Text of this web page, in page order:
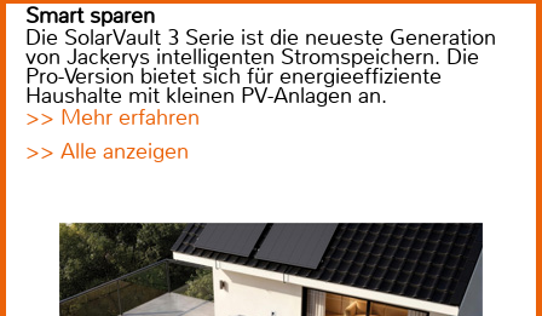
Smart sparen
Die SolarVault 3 Serie ist die neueste Generation
von Jackerys intelligenten Stromspeichern. Die
Pro-Version bietet sich für energieeffiziente
Haushalte mit kleinen PV-Anlagen an.
>> Mehr erfahren
>> Alle anzeigen